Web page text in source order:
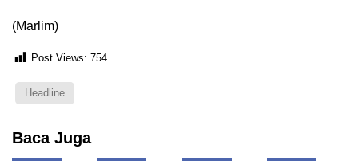
(Marlim)
Post Views: 754
Headline
Baca Juga